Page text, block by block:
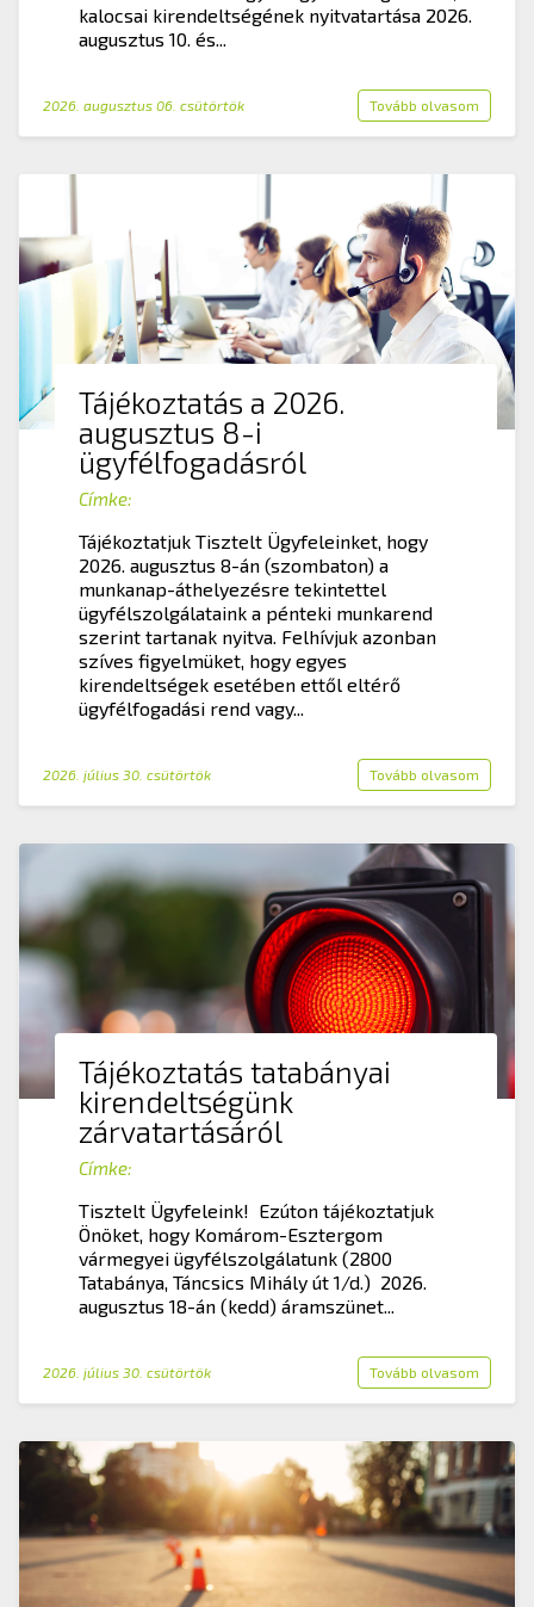
kalocsai kirendeltségének nyitvatartása 2026.
augusztus 10. és...
2026. augusztus 06. csütörtök Tovább olvasom
Tájékoztatás a 2026.
augusztus 8-i
ügyfélfogadásról
Címke:
Tájékoztatjuk Tisztelt Ügyfeleinket, hogy
2026. augusztus 8-án (szombaton) a
munkanap-áthelyezésre tekintettel
ügyfélszolgálataink a pénteki munkarend
szerint tartanak nyitva. Felhívjuk azonban
szíves figyelmüket, hogy egyes
kirendeltségek esetében ettől eltérő
ügyfélfogadási rend vagy...
2026. július 30. csütörtök Tovább olvasom
Tájékoztatás tatabányai
kirendeltségünk
zárvatartásáról
Címke:
Tisztelt Ügyfeleink! Ezúton tájékoztatjuk
Önöket, hogy Komárom-Esztergom
vármegyei ügyfélszolgálatunk (2800
Tatabánya, Táncsics Mihály út 1/d.) 2026.
augusztus 18-án (kedd) áramszünet...
2026. július 30. csütörtök Tovább olvasom